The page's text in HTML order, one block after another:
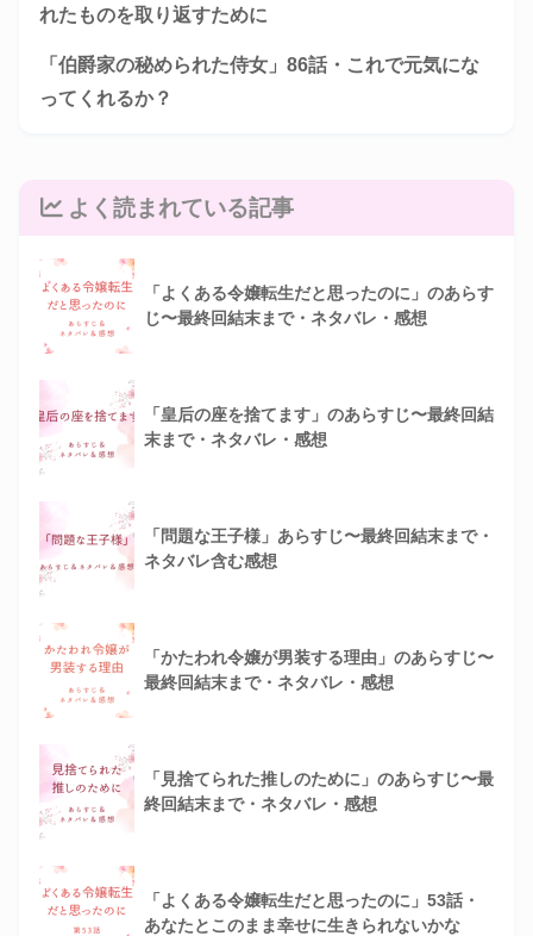
れたものを取り返すために
「伯爵家の秘められた侍女」86話・これで元気にな
ってくれるか？
よく読まれている記事
「よくある令嬢転生だと思ったのに」のあらす
じ〜最終回結末まで・ネタバレ・感想
「皇后の座を捨てます」のあらすじ〜最終回結
末まで・ネタバレ・感想
「問題な王子様」あらすじ〜最終回結末まで・
ネタバレ含む感想
「かたわれ令嬢が男装する理由」のあらすじ〜
最終回結末まで・ネタバレ・感想
「見捨てられた推しのために」のあらすじ〜最
終回結末まで・ネタバレ・感想
「よくある令嬢転生だと思ったのに」53話・
あなたとこのまま幸せに生きられないかな